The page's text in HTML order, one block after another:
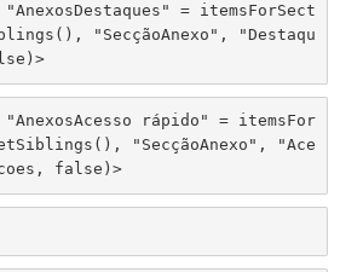
"SecçãoAnexo", "Destaqu
"SecçãoAnexo", "Ace
false)>